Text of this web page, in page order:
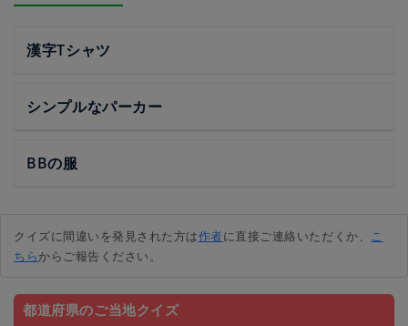
漢字Tシャツ
シンプルなパーカー
BBの服
クイズに間違いを発見された方は作者に直接ご連絡いただくか、 こ
ちらからご報告ください。
都道府県のご当地クイズ